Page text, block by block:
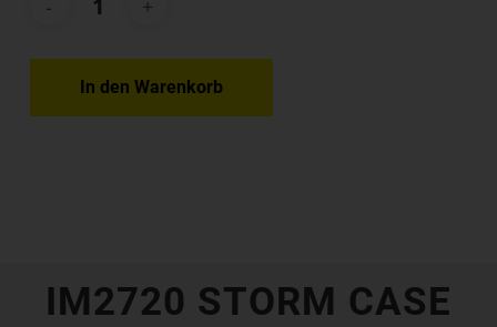
In den Warenkorb
IM2720 STORM CASE